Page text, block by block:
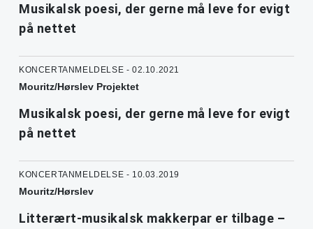
Musikalsk poesi, der gerne må leve for evigt
på nettet
KONCERTANMELDELSE - 02.10.2021
Mouritz/Hørslev Projektet
Musikalsk poesi, der gerne må leve for evigt
på nettet
KONCERTANMELDELSE - 10.03.2019
Mouritz/Hørslev
Litterært-musikalsk makkerpar er tilbage –